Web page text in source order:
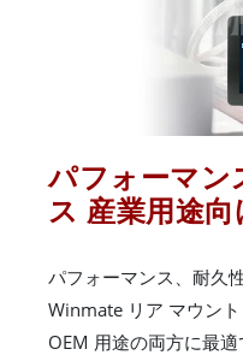
パフォーマン
ス 産業用途
パフォーマンス、耐久
Winmate リア マウン
OEM 用途の両方に最